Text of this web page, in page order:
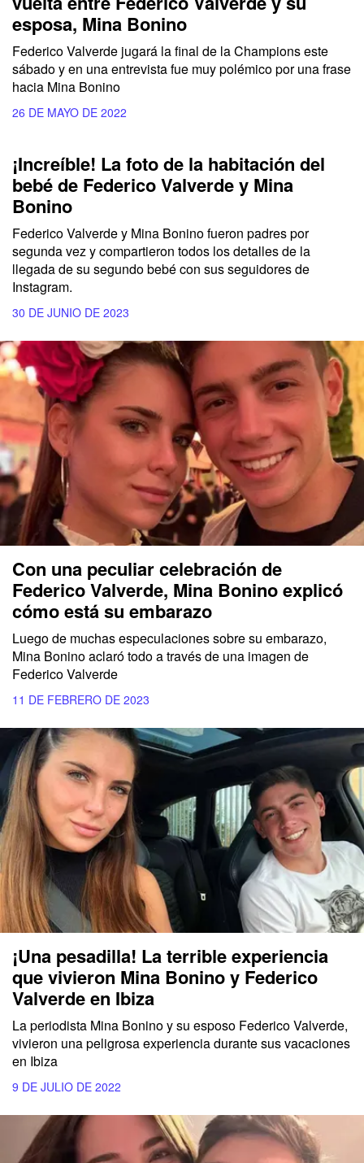
esposa, Mina Bonino
Federico Valverde jugará la final de la Champions este
sábado y en una entrevista fue muy polémico por una frase
hacia Mina Bonino
26 DE MAYO DE 2022
¡Increíble! La foto de la habitación del
bebé de Federico Valverde y Mina
Bonino
Federico Valverde y Mina Bonino fueron padres por
segunda vez y compartieron todos los detalles de la
llegada de su segundo bebé con sus seguidores de
Instagram.
30 DE JUNIO DE 2023
Con una peculiar celebración de
Federico Valverde, Mina Bonino explicó
cómo está su embarazo
Luego de muchas especulaciones sobre su embarazo,
Mina Bonino aclaró todo a través de una imagen de
Federico Valverde
11 DE FEBRERO DE 2023
¡Una pesadilla! La terrible experiencia
que vivieron Mina Bonino y Federico
Valverde en Ibiza
La periodista Mina Bonino y su esposo Federico Valverde,
vivieron una peligrosa experiencia durante sus vacaciones
en Ibiza
9 DE JULIO DE 2022